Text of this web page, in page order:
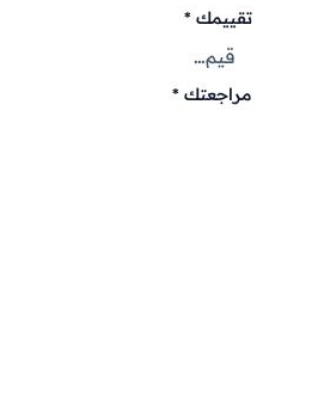
تقييمك *
مراجعتك *